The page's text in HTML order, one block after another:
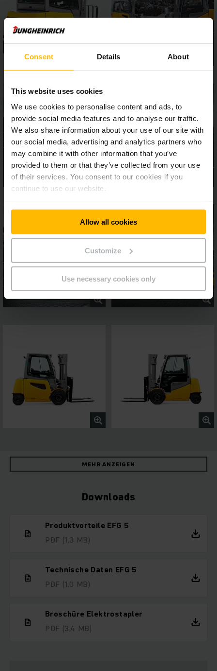
Consent Details About
This website uses cookies
We use cookies to personalise content and ads, to
provide social media features and to analyse our traffic.
We also share information about your use of our site with
our social media, advertising and analytics partners who
may combine it with other information that you’ve
provided to them or that they’ve collected from your use
of their services. You consent to our cookies if you
continue to use our website.
Allow all cookies
Customize
Use necessary cookies only
Baureihe 5 sind wahre Kraftpakete für anspruchsvolle
MEHR ANZEIGEN
Downloads
Produktvorteile EFG 5
PDF (1,3 MB)
Technische Daten EFG 5
PDF (1,0 MB)
Broschüre Elektrostapler
PDF (3,4 MB)